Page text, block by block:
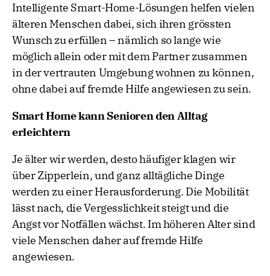
Intelligente Smart-Home-Lösungen helfen vielen
älteren Menschen dabei, sich ihren grössten
Wunsch zu erfüllen – nämlich so lange wie
möglich allein oder mit dem Partner zusammen
in der vertrauten Umgebung wohnen zu können,
ohne dabei auf fremde Hilfe angewiesen zu sein.
Smart Home kann Senioren den Alltag
erleichtern
Je älter wir werden, desto häufiger klagen wir
über Zipperlein, und ganz alltägliche Dinge
werden zu einer Herausforderung. Die Mobilität
lässt nach, die Vergesslichkeit steigt und die
Angst vor Notfällen wächst. Im höheren Alter sind
viele Menschen daher auf fremde Hilfe
angewiesen.